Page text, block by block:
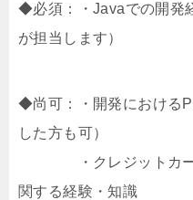
◆必須：・Javaでの開発
が担当します）
◆尚可：・開発における
した方も可）
・クレジットカード
関する経験・知識